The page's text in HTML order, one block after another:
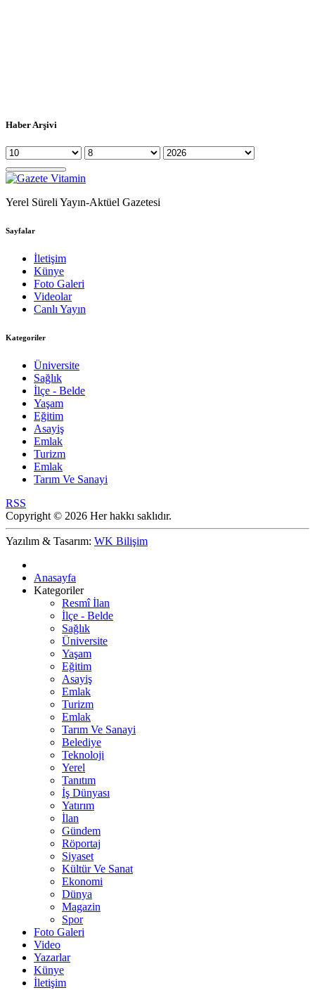
Haber Arşivi
Yerel Süreli Yayın-Aktüel Gazetesi
Sayfalar
İletişim
Künye
Foto Galeri
Videolar
Canlı Yayın
Kategoriler
Üniversite
Sağlık
İlçe - Belde
Yaşam
Eğitim
Asayiş
Emlak
Turizm
Emlak
Tarım Ve Sanayi
RSS
Copyright © 2026 Her hakkı saklıdır.
Yazılım & Tasarım: WK Bilişim
Anasayfa
Kategoriler
Resmî İlan
İlçe - Belde
Sağlık
Üniversite
Yaşam
Eğitim
Asayiş
Emlak
Turizm
Emlak
Tarım Ve Sanayi
Belediye
Teknoloji
Yerel
Tanıtım
İş Dünyası
Yatırım
İlan
Gündem
Röportaj
Siyaset
Kültür Ve Sanat
Ekonomi
Dünya
Magazin
Spor
Foto Galeri
Video
Yazarlar
Künye
İletişim